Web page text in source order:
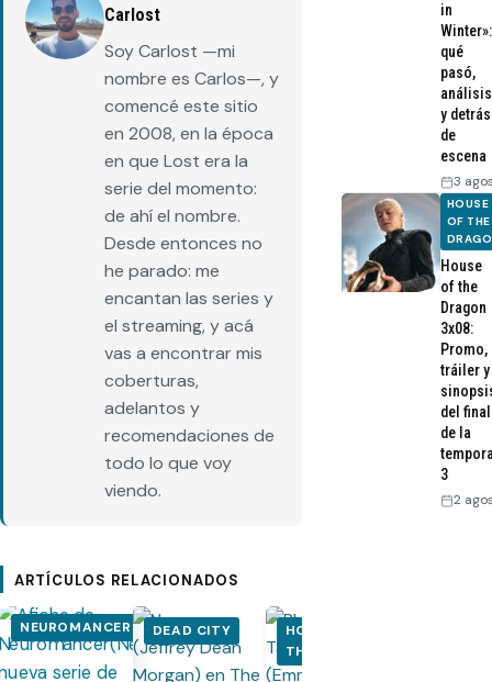
Carlost
Soy Carlost —mi
nombre es Carlos—, y
comencé este sitio
en 2008, en la época
en que Lost era la
serie del momento:
de ahí el nombre.
Desde entonces no
he parado: me
encantan las series y
el streaming, y acá
vas a encontrar mis
coberturas,
adelantos y
recomendaciones de
todo lo que voy
viendo.
ARTÍCULOS RELACIONADOS
NEUROMANCER DEAD CITY
HOUSE OF
THE DRAGON
in
Winter»:
qué
pasó,
análisis
y detrás
de
escena
3
HOUSE
OF THE
House
of the
Dragon
3x08:
Promo,
tráiler y
del final
de la
3
2